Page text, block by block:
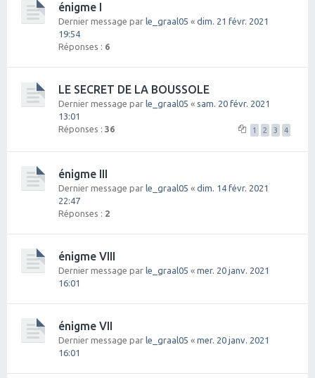
énigme I
Dernier message par le_graal05 « dim. 21 févr. 2021
19:54
Réponses : 6
LE SECRET DE LA BOUSSOLE
Dernier message par le_graal05 « sam. 20 févr. 2021
13:01
Réponses : 36 1 2 3 4
énigme III
Dernier message par le_graal05 « dim. 14 févr. 2021
22:47
Réponses : 2
énigme VIII
Dernier message par le_graal05 « mer. 20 janv. 2021
16:01
énigme VII
Dernier message par le_graal05 « mer. 20 janv. 2021
16:01